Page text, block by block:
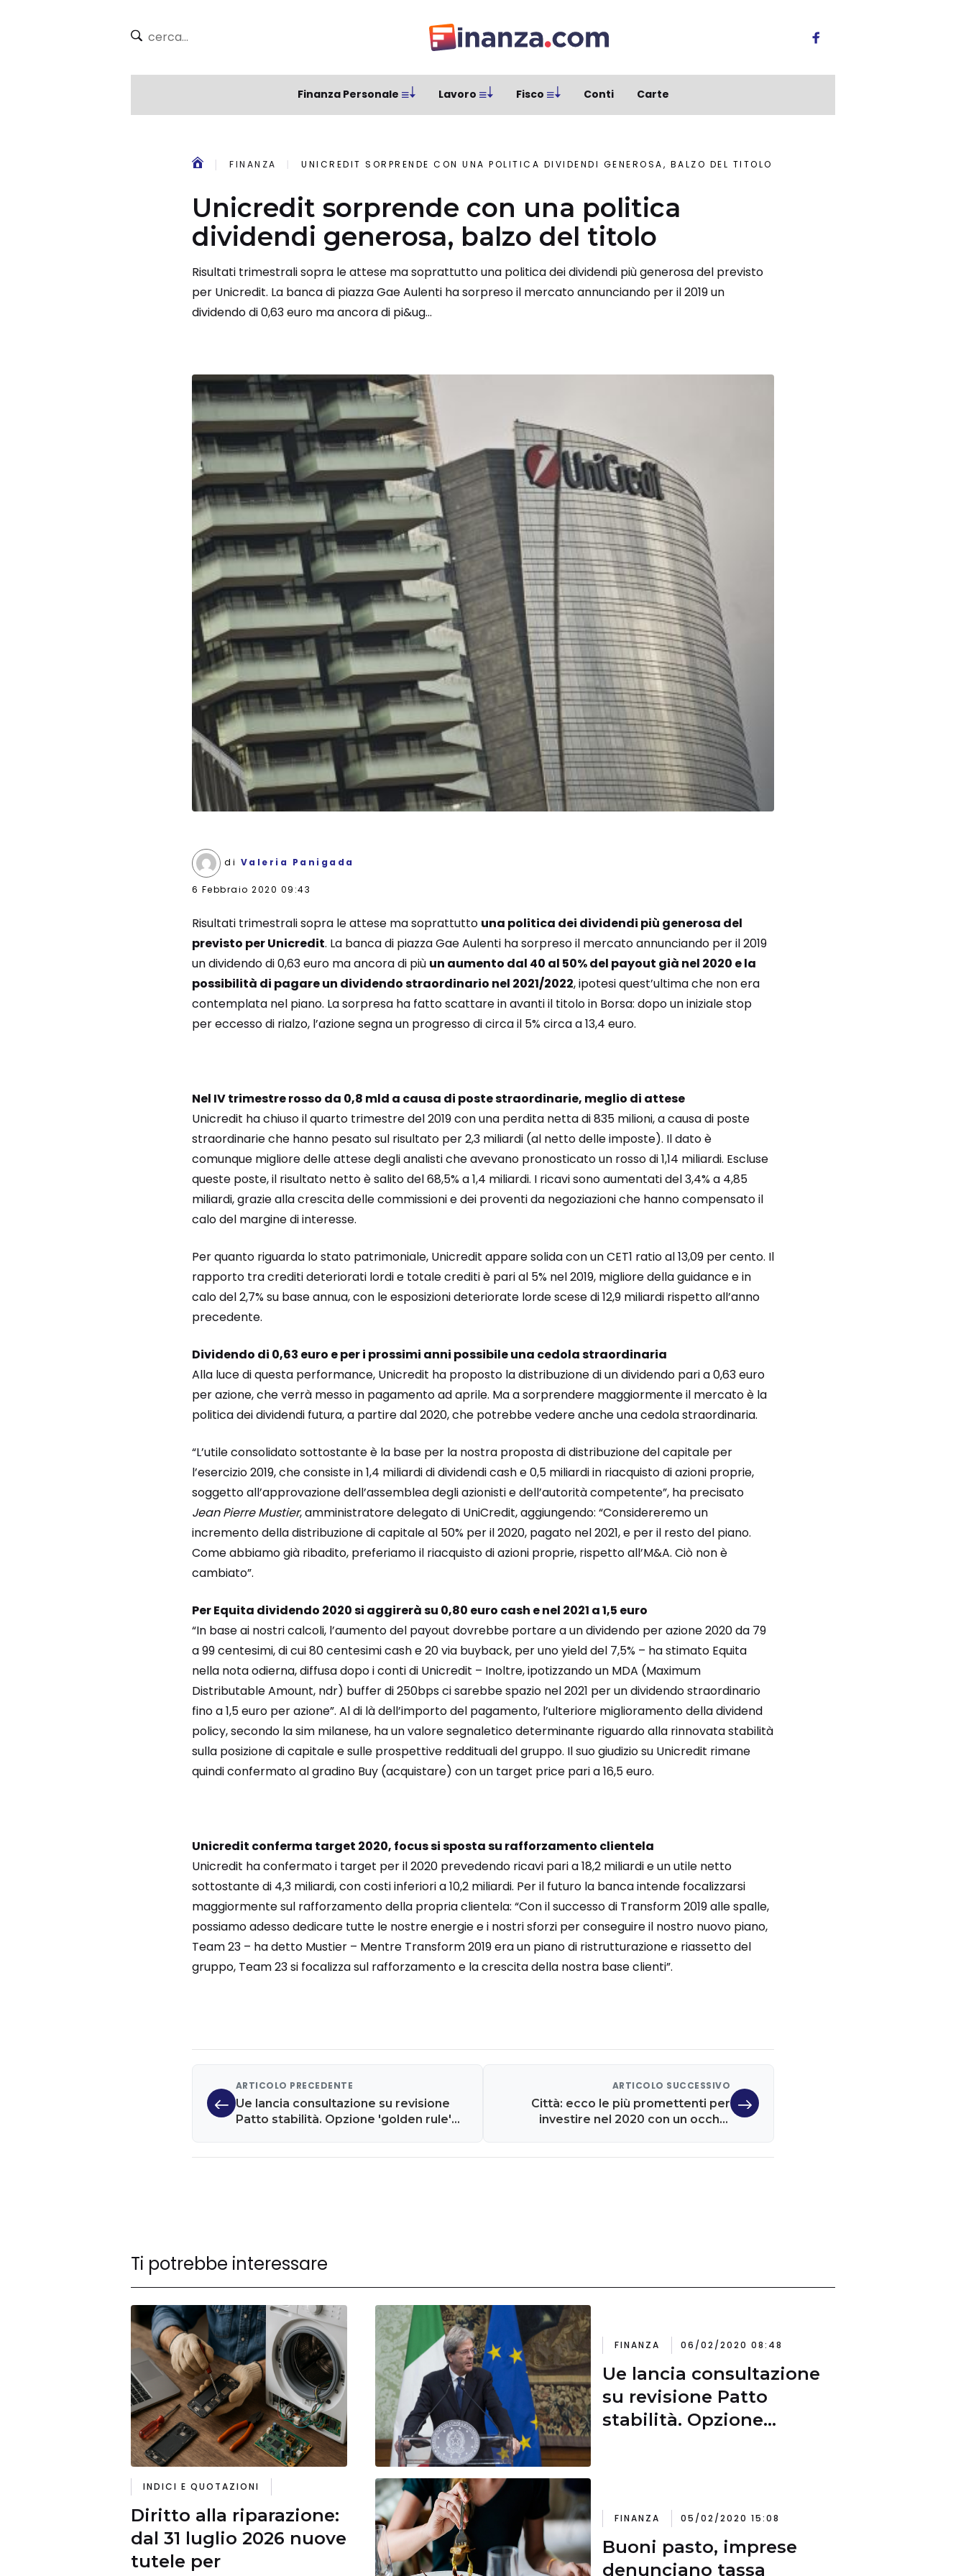
Finanza Personale Lavoro Fisco Conti Carte
FINANZA UNICREDIT SORPRENDE CON UNA POLITICA DIVIDENDI GENEROSA, BALZO DEL TITOLO
Unicredit sorprende con una politica
dividendi generosa, balzo del titolo
Risultati trimestrali sopra le attese ma soprattutto una politica dei dividendi più generosa del previsto
per Unicredit. La banca di piazza Gae Aulenti ha sorpreso il mercato annunciando per il 2019 un
dividendo di 0,63 euro ma ancora di pi&ug...
di Valeria Panigada
6 Febbraio 2020 09:43
Risultati trimestrali sopra le attese ma soprattutto una politica dei dividendi più generosa del
previsto per Unicredit. La banca di piazza Gae Aulenti ha sorpreso il mercato annunciando per il 2019
un dividendo di 0,63 euro ma ancora di più un aumento dal 40 al 50% del payout già nel 2020 e la
possibilità di pagare un dividendo straordinario nel 2021/2022, ipotesi quest’ultima che non era
contemplata nel piano. La sorpresa ha fatto scattare in avanti il titolo in Borsa: dopo un iniziale stop
per eccesso di rialzo, l’azione segna un progresso di circa il 5% circa a 13,4 euro.
Nel IV trimestre rosso da 0,8 mld a causa di poste straordinarie, meglio di attese
Unicredit ha chiuso il quarto trimestre del 2019 con una perdita netta di 835 milioni, a causa di poste
straordinarie che hanno pesato sul risultato per 2,3 miliardi (al netto delle imposte). Il dato è
comunque migliore delle attese degli analisti che avevano pronosticato un rosso di 1,14 miliardi. Escluse
queste poste, il risultato netto è salito del 68,5% a 1,4 miliardi. I ricavi sono aumentati del 3,4% a 4,85
miliardi, grazie alla crescita delle commissioni e dei proventi da negoziazioni che hanno compensato il
calo del margine di interesse.
Per quanto riguarda lo stato patrimoniale, Unicredit appare solida con un CET1 ratio al 13,09 per cento. Il
rapporto tra crediti deteriorati lordi e totale crediti è pari al 5% nel 2019, migliore della guidance e in
calo del 2,7% su base annua, con le esposizioni deteriorate lorde scese di 12,9 miliardi rispetto all’anno
precedente.
Dividendo di 0,63 euro e per i prossimi anni possibile una cedola straordinaria
Alla luce di questa performance, Unicredit ha proposto la distribuzione di un dividendo pari a 0,63 euro
per azione, che verrà messo in pagamento ad aprile. Ma a sorprendere maggiormente il mercato è la
politica dei dividendi futura, a partire dal 2020, che potrebbe vedere anche una cedola straordinaria.
“L’utile consolidato sottostante è la base per la nostra proposta di distribuzione del capitale per
l’esercizio 2019, che consiste in 1,4 miliardi di dividendi cash e 0,5 miliardi in riacquisto di azioni proprie,
soggetto all’approvazione dell’assemblea degli azionisti e dell’autorità competente”, ha precisato
Jean Pierre Mustier, amministratore delegato di UniCredit, aggiungendo: “Considereremo un
incremento della distribuzione di capitale al 50% per il 2020, pagato nel 2021, e per il resto del piano.
Come abbiamo già ribadito, preferiamo il riacquisto di azioni proprie, rispetto all’M&A. Ciò non è
cambiato”.
Per Equita dividendo 2020 si aggirerà su 0,80 euro cash e nel 2021 a 1,5 euro
“In base ai nostri calcoli, l’aumento del payout dovrebbe portare a un dividendo per azione 2020 da 79
a 99 centesimi, di cui 80 centesimi cash e 20 via buyback, per uno yield del 7,5% – ha stimato Equita
nella nota odierna, diffusa dopo i conti di Unicredit – Inoltre, ipotizzando un MDA (Maximum
Distributable Amount, ndr) buffer di 250bps ci sarebbe spazio nel 2021 per un dividendo straordinario
fino a 1,5 euro per azione”. Al di là dell’importo del pagamento, l’ulteriore miglioramento della dividend
policy, secondo la sim milanese, ha un valore segnaletico determinante riguardo alla rinnovata stabilità
sulla posizione di capitale e sulle prospettive reddituali del gruppo. Il suo giudizio su Unicredit rimane
quindi confermato al gradino Buy (acquistare) con un target price pari a 16,5 euro.
Unicredit conferma target 2020, focus si sposta su rafforzamento clientela
Unicredit ha confermato i target per il 2020 prevedendo ricavi pari a 18,2 miliardi e un utile netto
sottostante di 4,3 miliardi, con costi inferiori a 10,2 miliardi. Per il futuro la banca intende focalizzarsi
maggiormente sul rafforzamento della propria clientela: “Con il successo di Transform 2019 alle spalle,
possiamo adesso dedicare tutte le nostre energie e i nostri sforzi per conseguire il nostro nuovo piano,
Team 23 – ha detto Mustier – Mentre Transform 2019 era un piano di ristrutturazione e riassetto del
gruppo, Team 23 si focalizza sul rafforzamento e la crescita della nostra base clienti”.
ARTICOLO PRECEDENTE
Ue lancia consultazione su revisione
Patto stabilità. Opzione 'golden rule'
ARTICOLO SUCCESSIVO
Città: ecco le più promettenti per
investire nel 2020 con un occhio
Ti potrebbe interessare
INDICI E QUOTAZIONI
Diritto alla riparazione:
dal 31 luglio 2026 nuove
tutele per
FINANZA 06/02/2020 08:48
Ue lancia consultazione
su revisione Patto
stabilità. Opzione
FINANZA 05/02/2020 15:08
Buoni pasto, imprese
denunciano tassa